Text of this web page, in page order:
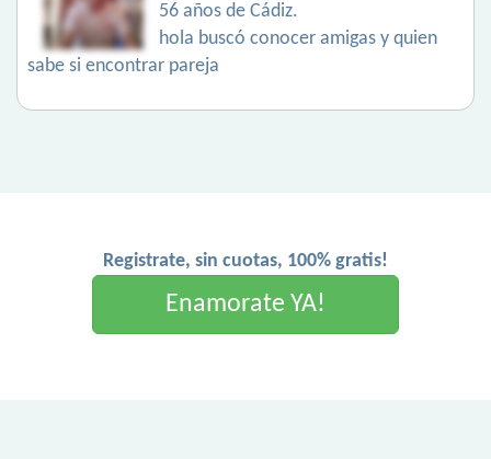
56 años de Cádiz.
hola buscó conocer amigas y quien
sabe si encontrar pareja
Registrate, sin cuotas, 100% gratis!
Enamorate YA!